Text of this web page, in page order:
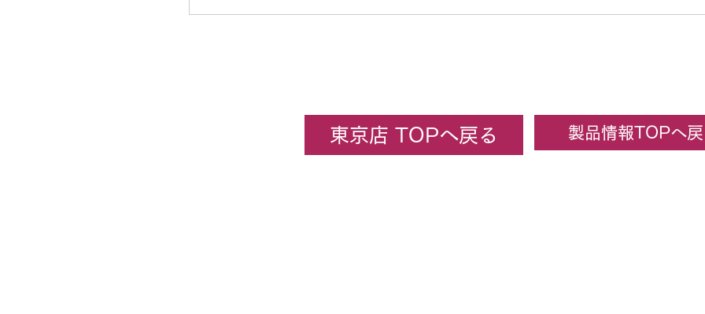
製品情報TOPへ戻
東京店 TOPへ戻る